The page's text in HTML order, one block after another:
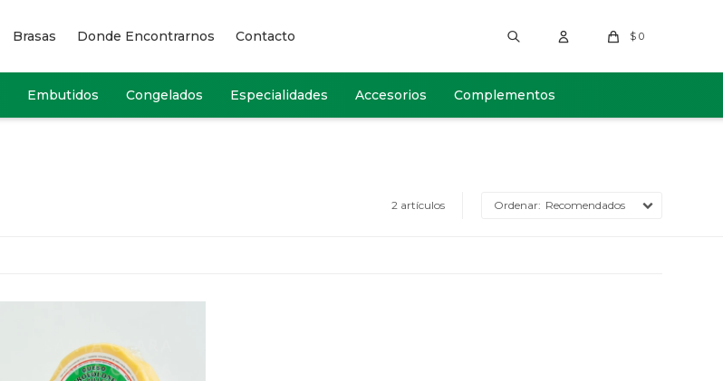
Embutidos Congelados Especialidades Accesorios Complementos
$ 0
Brasas Donde Encontrarnos Contacto
2 artículos Recomendados